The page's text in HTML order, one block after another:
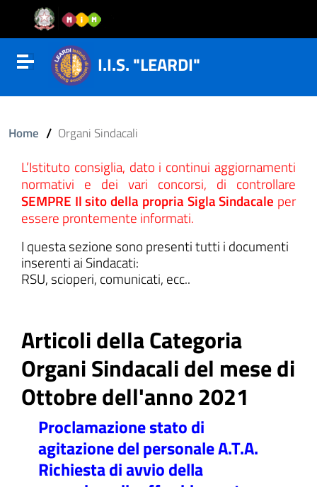
Vai al contenuto
Vail al menu di navigazione
Vai al footer
Attiva disattiva la navigazione
del sito
I.I.S. "LEARDI"
Home / Organi Sindacali
L’Istituto consiglia, dato i continui aggiornamenti
normativi e dei vari concorsi, di controllare
SEMPRE Il sito della propria Sigla Sindacale per
essere prontemente informati.
I questa sezione sono presenti tutti i documenti
inserenti ai Sindacati:
RSU, scioperi, comunicati, ecc..
Articoli della Categoria
Organi Sindacali del mese di
Ottobre dell'anno 2021
Proclamazione stato di
agitazione del personale A.T.A.
Richiesta di avvio della